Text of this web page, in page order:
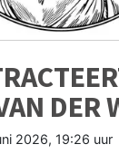
DER
2026, 19:26 uur